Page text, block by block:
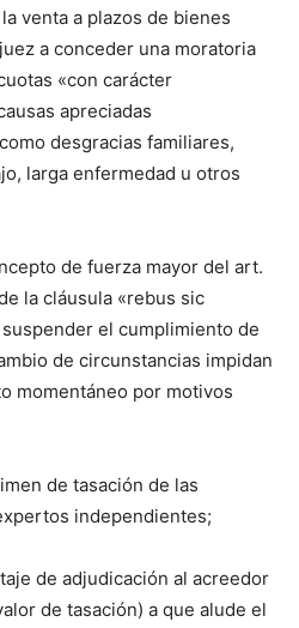
venta a plazos de bienes
a conceder una moratoria
«con carácter
apreciadas
desgracias familiares,
larga enfermedad u otros
de fuerza mayor del art.
la cláusula «rebus sic
el cumplimiento de
de circunstancias impidan
momentáneo por motivos
de tasación de las
independientes;
de adjudicación al acreedor
de tasación) a que alude el